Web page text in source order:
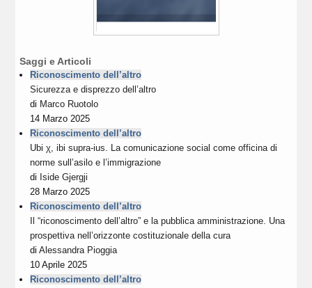
Saggi e Articoli
Riconoscimento dell’altro
Sicurezza e disprezzo dell’altro
di Marco Ruotolo
14 Marzo 2025
Riconoscimento dell’altro
Ubi χ, ibi supra-ius. La comunicazione social come officina di
norme sull’asilo e l’immigrazione
di Iside Gjergji
28 Marzo 2025
Riconoscimento dell’altro
Il “riconoscimento dell’altro” e la pubblica amministrazione. Una
prospettiva nell’orizzonte costituzionale della cura
diAlessandra Pioggia
10 Aprile 2025
Riconoscimento dell’altro